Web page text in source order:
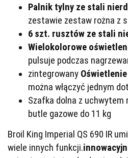
Palnik tylny ze stali
zestawie zestaw rożna z
6 szt. rusztów ze stali
Wielokolorowe
pulsuje podczas
zintegrowany
można włączyć jednym
Szafka dolna z uchwytem
butle gazowe do 11 kg
Broil King Imperial QS 690 IR
wiele innych funkcji.